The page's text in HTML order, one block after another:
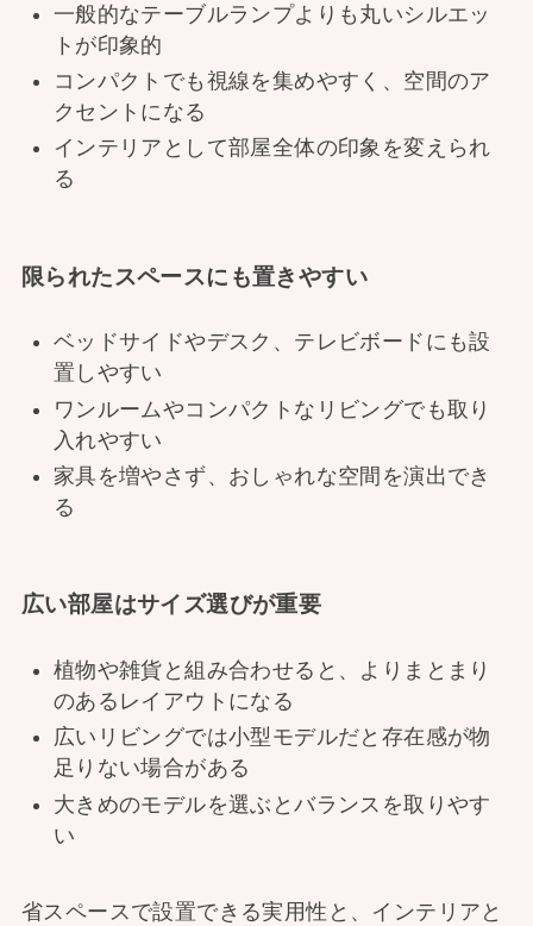
一般的なテーブルランプよりも丸いシルエッ
トが印象的
コンパクトでも視線を集めやすく、空間のア
クセントになる
インテリアとして部屋全体の印象を変えられ
る
限られたスペースにも置きやすい
ベッドサイドやデスク、テレビボードにも設
置しやすい
ワンルームやコンパクトなリビングでも取り
入れやすい
家具を増やさず、おしゃれな空間を演出でき
る
広い部屋はサイズ選びが重要
植物や雑貨と組み合わせると、よりまとまり
のあるレイアウトになる
広いリビングでは小型モデルだと存在感が物
足りない場合がある
大きめのモデルを選ぶとバランスを取りやす
い
省スペースで設置できる実用性と、インテリアと